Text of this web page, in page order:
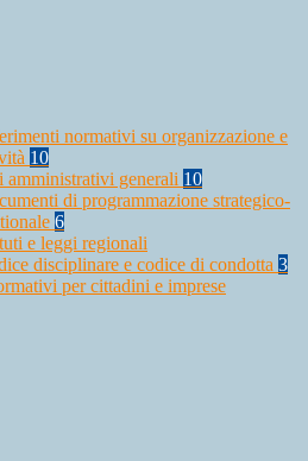
normativi su organizzazione e
10
amministrativi generali 10
di programmazione strategico-
6
e leggi regionali
disciplinare e codice di condotta 3
per cittadini e imprese